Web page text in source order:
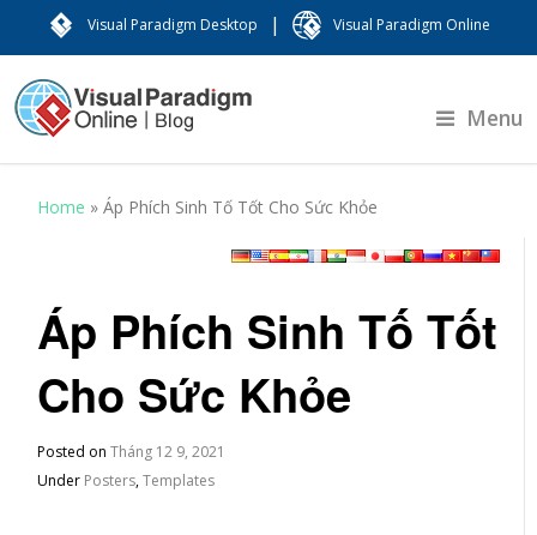
Visual Paradigm Desktop | Visual Paradigm Online
Menu
Home »Áp Phích Sinh Tố Tốt Cho Sức Khỏe
Áp Phích Sinh Tố Tốt
Cho Sức Khỏe
Posted onTháng 12 9, 2021
Under Posters,Templates